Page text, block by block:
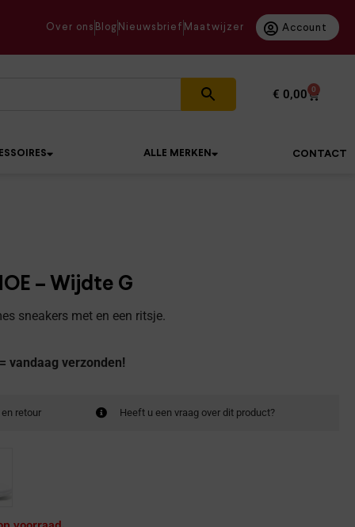
Over ons Blog Nieuwsbrief Maatwijzer Account
€ 0,00 0
ALLE MERKEN CONTACT
– Wijdte G
sneakers met en een ritsje.
vandaag verzonden!
retour Heeft u een vraag over dit product?